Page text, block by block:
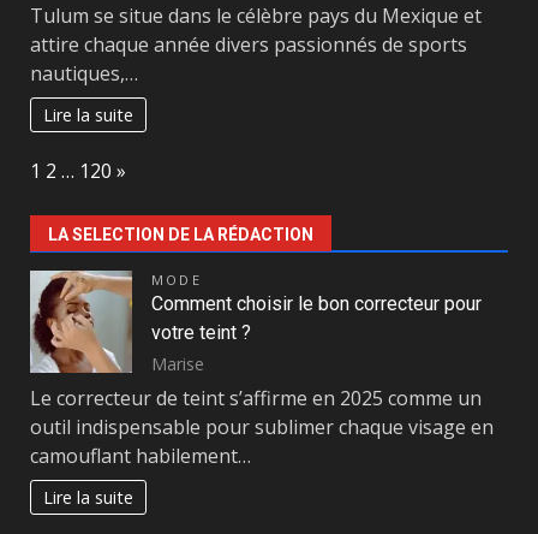
Tulum se situe dans le célèbre pays du Mexique et
attire chaque année divers passionnés de sports
nautiques,…
Lire la suite
Page:
1 2 … 120 Next
»
LA SELECTION DE LA RÉDACTION
MODE
Comment choisir le bon correcteur pour
votre teint ?
Marise
Le correcteur de teint s’affirme en 2025 comme un
outil indispensable pour sublimer chaque visage en
camouflant habilement…
Lire la suite